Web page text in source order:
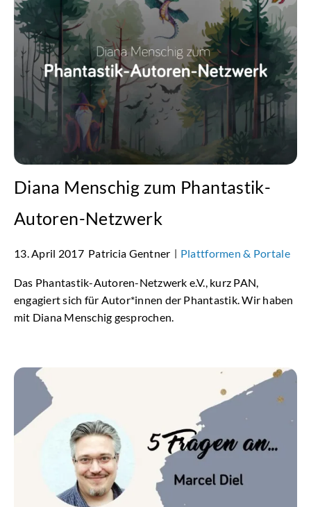
Diana Menschig zum Phantastik-
Autoren-Netzwerk
13. April 2017 Patricia Gentner | Plattformen & Portale
Das Phantastik-Autoren-Netzwerk e.V., kurz PAN,
engagiert sich für Autor*innen der Phantastik. Wir haben
mit Diana Menschig gesprochen.